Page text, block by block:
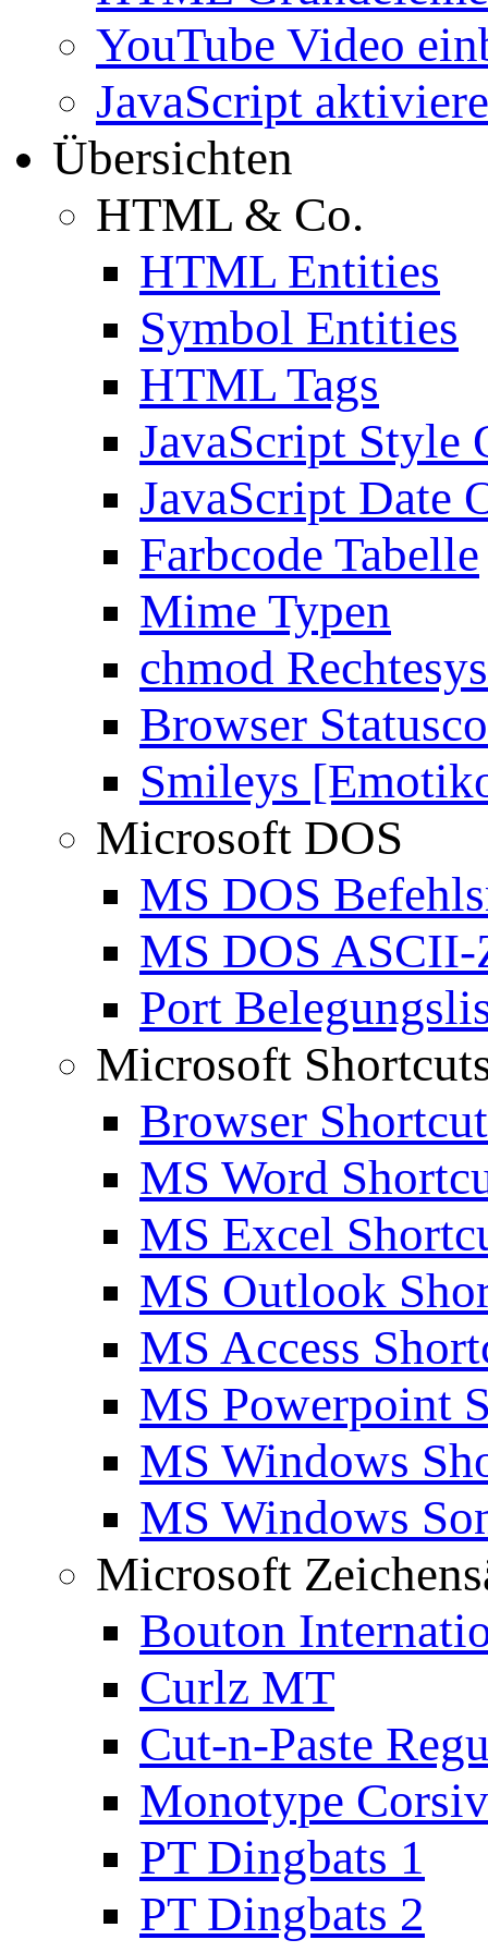
YouTube Video
JavaScript
Übersichten
HTML & Co.
HTML Entities
Symbol Entities
HTML Tags
JavaScript Style
JavaScript Date
Farbcode Tabelle
Mime Typen
chmod
Browser
Smileys
Microsoft DOS
MS DOS
MS DOS ASCII-
Port
Microsoft
Browser
MS Word
MS Excel
MS Outlook
MS Access
MS Powerpoint
MS Windows
MS Windows
Microsoft
Bouton
Curlz MT
Cut-n-Paste
Monotype
PT Dingbats 1
PT Dingbats 2